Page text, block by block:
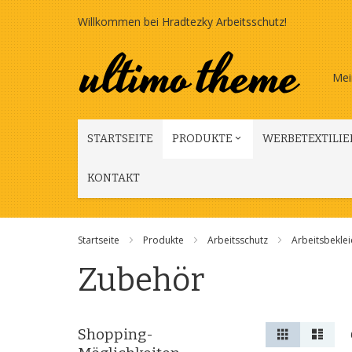
Zum
Inhalt
springen
Willkommen bei Hradtezky Arbeitsschutz!
STARTSEITE PRODUKTE
KONTAKT
Startseite Produkte Arbeitsschutz
Zubehör
Anzeigen
als
Liste
Shopping-